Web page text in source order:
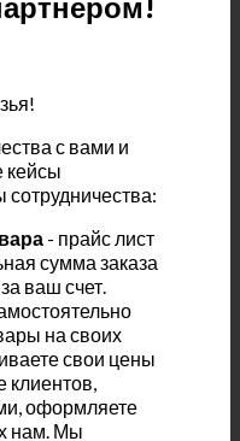
с вами и
кейсы
- прайс лист
сумма заказа
ваш счет.
на своих
свои цены
клиентов,
оформляете
нам. Мы